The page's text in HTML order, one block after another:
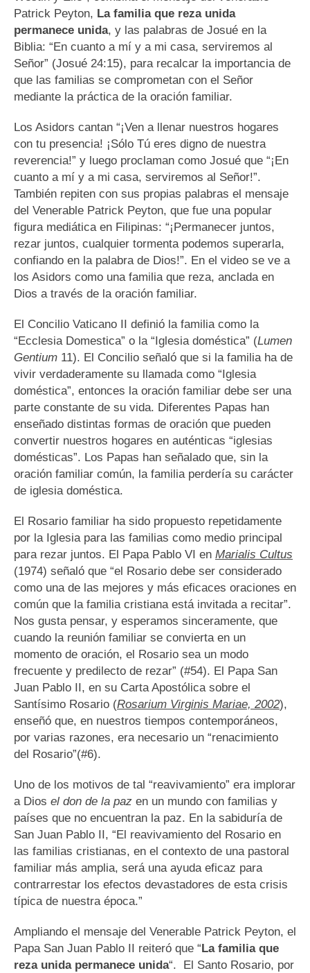
Patrick Peyton, La familia que reza unida
permanece unida, y las palabras de Josué en la
Biblia: “En cuanto a mí y a mi casa, serviremos al
Señor” (Josué 24:15), para recalcar la importancia de
que las familias se comprometan con el Señor
mediante la práctica de la oración familiar.
Los Asidors cantan “¡Ven a llenar nuestros hogares
con tu presencia! ¡Sólo Tú eres digno de nuestra
reverencia!” y luego proclaman como Josué que “¡En
cuanto a mí y a mi casa, serviremos al Señor!”.
También repiten con sus propias palabras el mensaje
del Venerable Patrick Peyton, que fue una popular
figura mediática en Filipinas: “¡Permanecer juntos,
rezar juntos, cualquier tormenta podemos superarla,
confiando en la palabra de Dios!”. En el video se ve a
los Asidors como una familia que reza, anclada en
Dios a través de la oración familiar.
El Concilio Vaticano II definió la familia como la
“Ecclesia Domestica” o la “Iglesia doméstica” (Lumen
Gentium 11). El Concilio señaló que si la familia ha de
vivir verdaderamente su llamada como “Iglesia
doméstica”, entonces la oración familiar debe ser una
parte constante de su vida. Diferentes Papas han
enseñado distintas formas de oración que pueden
convertir nuestros hogares en auténticas “iglesias
domésticas”. Los Papas han señalado que, sin la
oración familiar común, la familia perdería su carácter
de iglesia doméstica.
El Rosario familiar ha sido propuesto repetidamente
por la Iglesia para las familias como medio principal
para rezar juntos. El Papa Pablo VI en Marialis Cultus
(1974) señaló que “el Rosario debe ser considerado
como una de las mejores y más eficaces oraciones en
común que la familia cristiana está invitada a recitar”.
Nos gusta pensar, y esperamos sinceramente, que
cuando la reunión familiar se convierta en un
momento de oración, el Rosario sea un modo
frecuente y predilecto de rezar” (#54). El Papa San
Juan Pablo II, en su Carta Apostólica sobre el
Santísimo Rosario (Rosarium Virginis Mariae, 2002),
enseñó que, en nuestros tiempos contemporáneos,
por varias razones, era necesario un “renacimiento
del Rosario”(#6).
Uno de los motivos de tal “reavivamiento” era implorar
a Dios el don de la paz en un mundo con familias y
países que no encuentran la paz. En la sabiduría de
San Juan Pablo II, “El reavivamiento del Rosario en
las familias cristianas, en el contexto de una pastoral
familiar más amplia, será una ayuda eficaz para
contrarrestar los efectos devastadores de esta crisis
típica de nuestra época.”
Ampliando el mensaje del Venerable Patrick Peyton, el
Papa San Juan Pablo II reiteró que “La familia que
reza unida permanece unida“. El Santo Rosario, por